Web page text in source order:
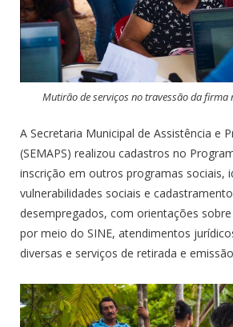
Mutirão de serviços no travessão da firma
A Secretaria Municipal de Assistência e
(SEMAPS) realizou cadastros no
inscrição em outros programas sociais,
vulnerabilidades sociais e
desempregados, com orientações
por meio do SINE, atendimentos
diversas e serviços de retirada e